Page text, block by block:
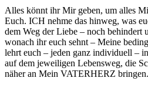
Alles könnt ihr Mir geben, um alles
Euch. ICH nehme das hinweg, was
dem Weg der Liebe – noch behindert
wonach ihr euch sehnt – Meine
lehrt euch – jeden ganz individuell –
auf dem jeweiligen Lebensweg, die
näher an Mein VATERHERZ bringen.